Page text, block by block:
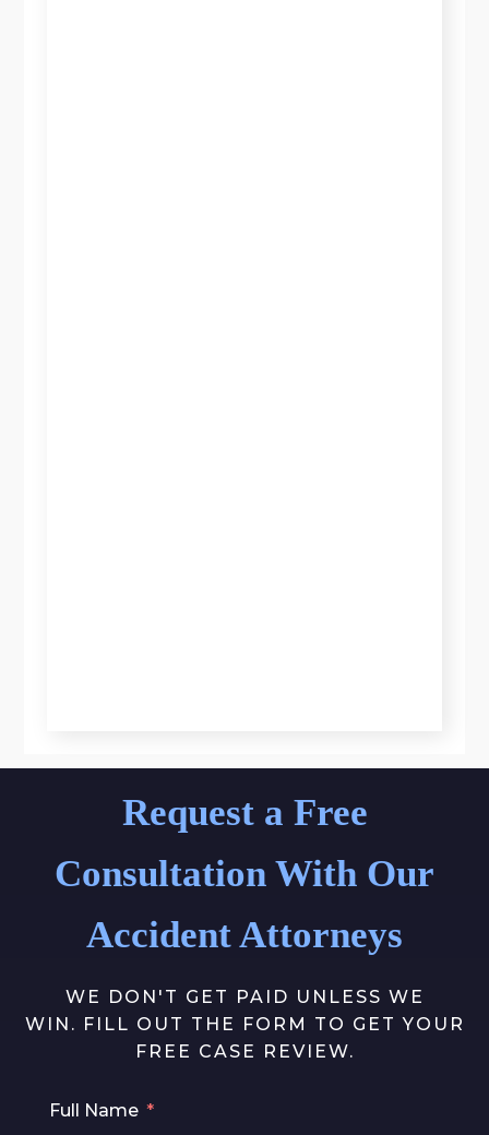
Request a Free
Consultation With Our
Accident Attorneys
WE DON'T GET PAID UNLESS WE
WIN. FILL OUT THE FORM TO GET YOUR
FREE CASE REVIEW.
Full Name